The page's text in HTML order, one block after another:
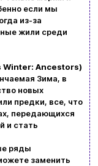
если мы
из-за
жили среди
Winter: Ancestors)
Зима, в
новых
предки, все, что
передающихся
и стать
ряды
заменить
пуста
магазина и
нибудь